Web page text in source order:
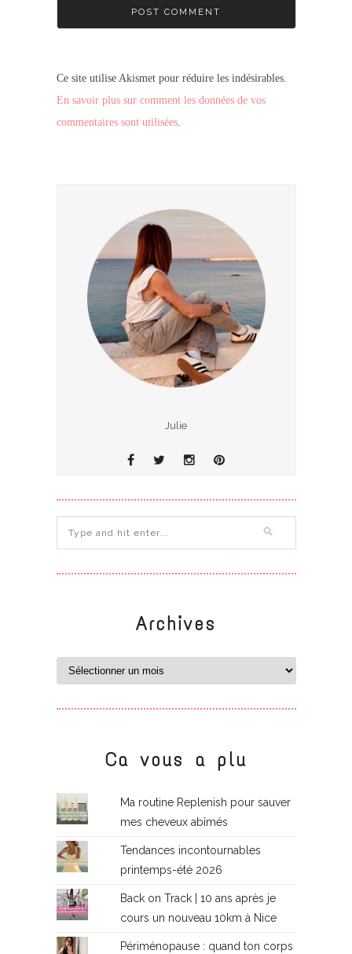
Ce site utilise Akismet pour réduire les indésirables.
En savoir plus sur comment les données de vos
commentaires sont utilisées.
Julie
Archives
Ca vous a plu
Ma routine Replenish pour sauver
mes cheveux abîmés
Tendances incontournables
printemps-été 2026
Back on Track | 10 ans après je
cours un nouveau 10km à Nice
Périménopause : quand ton corps